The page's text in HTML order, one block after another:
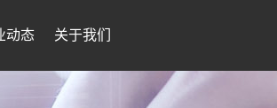
动态 关于我们